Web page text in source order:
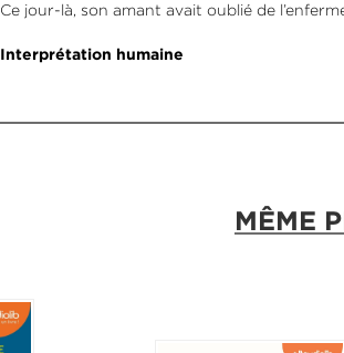
Ce jour-là, son amant avait oublié de
Interprétation humaine
MÊME